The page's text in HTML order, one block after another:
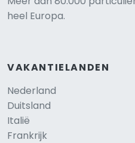
heel Europa.
VAKANTIELANDEN
Nederland
Duitsland
Italië
Frankrijk